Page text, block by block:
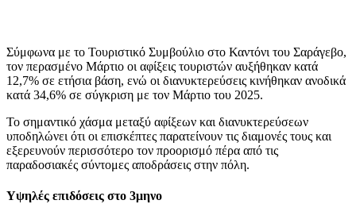
Σύμφωνα με το Τουριστικό Συμβούλιο στο Καντόνι του Σαράγεβο,
τον περασμένο Μάρτιο οι αφίξεις τουριστών αυξήθηκαν κατά
12,7% σε ετήσια βάση, ενώ οι διανυκτερεύσεις κινήθηκαν ανοδικά
κατά 34,6% σε σύγκριση με τον Μάρτιο του 2025.
Το σημαντικό χάσμα μεταξύ αφίξεων και διανυκτερεύσεων
υποδηλώνει ότι οι επισκέπτες παρατείνουν τις διαμονές τους και
εξερευνούν περισσότερο τον προορισμό πέρα ​​από τις
παραδοσιακές σύντομες αποδράσεις στην πόλη.
Υψηλές επιδόσεις στο 3μηνο